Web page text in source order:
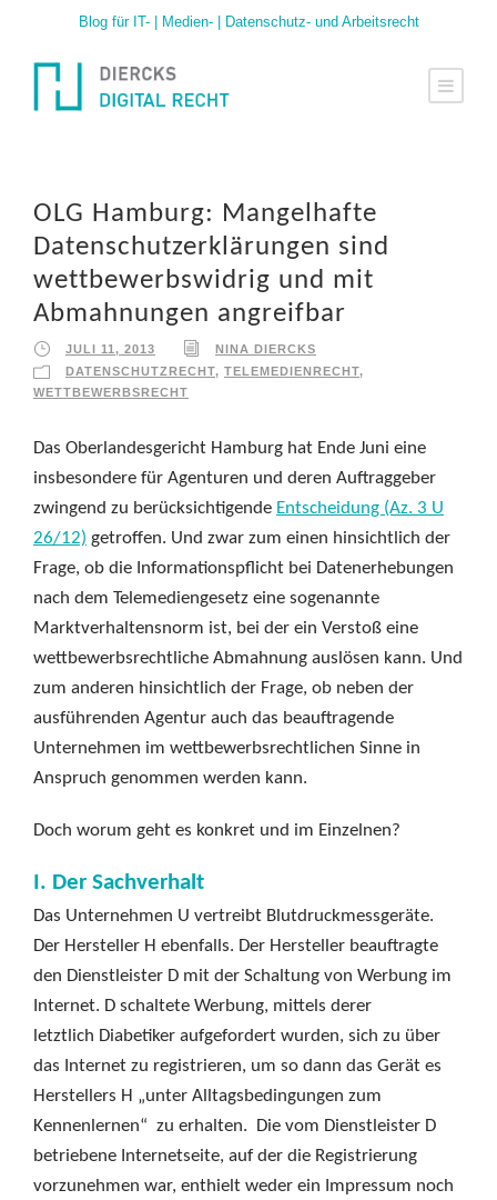
Blog für IT- | Medien- | Datenschutz- und Arbeitsrecht
OLG Hamburg: Mangelhafte
Datenschutzerklärungen sind
wettbewerbswidrig und mit
Abmahnungen angreifbar
JULI 11, 2013
NINA DIERCKS
DATENSCHUTZRECHT, TELEMEDIENRECHT,
WETTBEWERBSRECHT
Das Oberlandesgericht Hamburg hat Ende Juni eine
insbesondere für Agenturen und deren Auftraggeber
zwingend zu berücksichtigende Entscheidung (Az. 3 U
26/12) getroffen. Und zwar zum einen hinsichtlich der
Frage, ob die Informationspflicht bei Datenerhebungen
nach dem Telemediengesetz eine sogenannte
Marktverhaltensnorm ist, bei der ein Verstoß eine
wettbewerbsrechtliche Abmahnung auslösen kann. Und
zum anderen hinsichtlich der Frage, ob neben der
ausführenden Agentur auch das beauftragende
Unternehmen im wettbewerbsrechtlichen Sinne in
Anspruch genommen werden kann.
Doch worum geht es konkret und im Einzelnen?
I. Der Sachverhalt
Das Unternehmen U vertreibt Blutdruckmessgeräte.
Der Hersteller H ebenfalls. Der Hersteller beauftragte
den Dienstleister D mit der Schaltung von Werbung im
Internet. D schaltete Werbung, mittels derer
letztlich Diabetiker aufgefordert wurden, sich zu über
das Internet zu registrieren, um so dann das Gerät es
Herstellers H „unter Alltagsbedingungen zum
Kennenlernen“ zu erhalten. Die vom Dienstleister D
betriebene Internetseite, auf der die Registrierung
vorzunehmen war, enthielt weder ein Impressum noch